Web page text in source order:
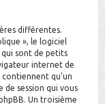
différentes.
», le logiciel
sont de petits
internet de
qu’un
session qui vous
Un troisième